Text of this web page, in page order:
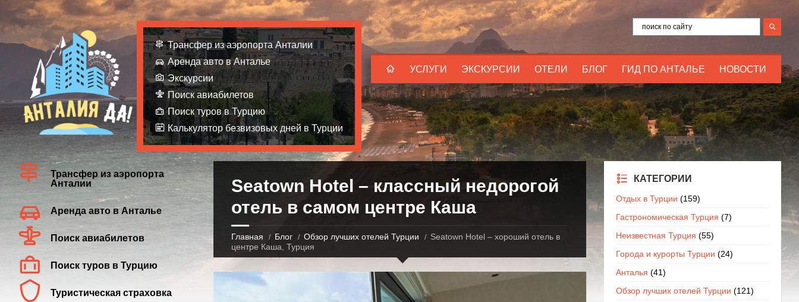
УСЛУГИ ЭКСКУРСИИ ОТЕЛИ БЛОГ ГИД ПО АНТАЛЬЕ НОВОСТИ
Трансфер из аэропорта Анталии
Аренда авто в Анталье
Экскурсии
Поиск авиабилетов
Поиск туров в Турцию
Калькулятор безвизовых дней в Турции
Seatown Hotel – классный недорогой
отель в самом центре Каша
Главная Блог Обзор лучших отелей Турции
Seatown Hotel – хороший отель в
центре Каша, Турция
Трансфер из аэропорта
Анталии
Аренда авто в Анталье
Поиск авиабилетов
Поиск туров в Турцию
Туристическая страховка
КАТЕГОРИИ
Отдых в Турции (159)
Гастрономическая Турция (7)
Неизвестная Турция (55)
Города и курорты Турции (24)
Анталья (41)
Обзор лучших отелей Турции (121)